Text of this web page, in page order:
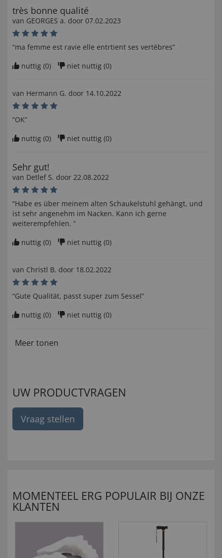
très bonne qualité
van GEORGES a. door 07.02.2023
“ma femme est ravie elle entrtient ses vertèbres”
nuttig (0) niet nuttig (0)
van Hermann G. door 14.10.2022
“OK”
nuttig (0) niet nuttig (0)
Sehr gut!
van Detlef S. door 22.08.2022
“Habe es über meinem alten Schaukelstuhl gehängt, und
ist sehr angenehm im Nacken. Kann ich gerne
weiterempfehlen. ”
nuttig (0) niet nuttig (0)
van Christl B. door 18.02.2022
“Gute Qualität, passt super zum Sessel”
nuttig (0) niet nuttig (0)
Meer tonen
UW PRODUCTVRAGEN
Vraag stellen
MOMENTEEL ERG POPULAIR BIJ ONZE
KLANTEN